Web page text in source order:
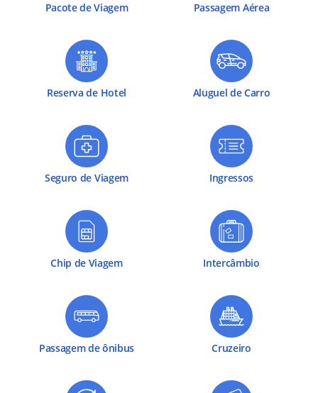
Pacote de Viagem Passagem Aérea
Reserva de Hotel Aluguel de Carro
Seguro de Viagem Ingressos
Chip de Viagem Intercâmbio
Passagem de ônibus Cruzeiro